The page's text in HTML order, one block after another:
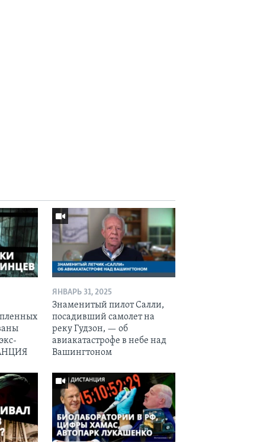
ЯНВАРЬ 31, 2025
Знаменитый пилот Салли,
посадивший самолет на
реку Гудзон, — об
авиакатастрофе в небе над
Вашингтоном